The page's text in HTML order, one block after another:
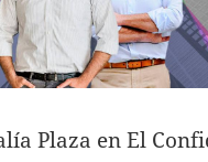
Plaza en El